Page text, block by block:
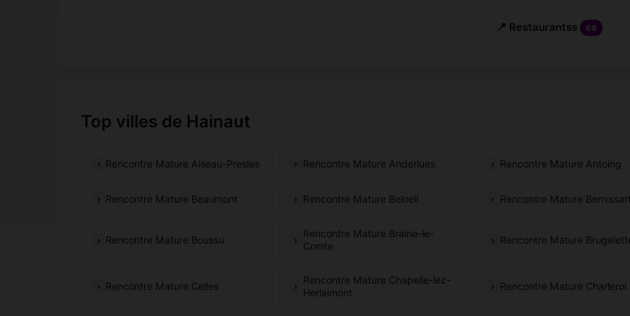
📍 Restaurantss 66
Top villes de Hainaut
Rencontre Mature Aiseau-Presles Rencontre Mature Anderlues Rencontre Mature Antoing
Rencontre Mature Beaumont Rencontre Mature Beloeil Rencontre Mature Bernissart
Rencontre Mature Boussu
Rencontre Mature Braine-le-
Comte
Rencontre Mature
Rencontre Mature Celles
Rencontre Mature Chapelle-lez-
Herlaimont
Rencontre Mature Charleroi